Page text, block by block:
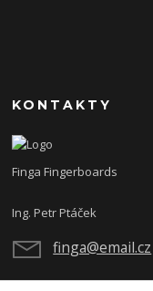
KONTAKTY
Finga Fingerboards
Ing. Petr Ptáček
finga@email.cz